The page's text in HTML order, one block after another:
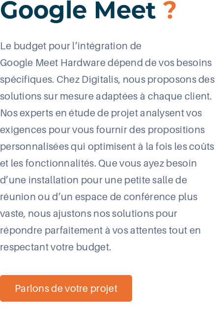
Google Meet ?
Le budget pour l’intégration de
Google Meet Hardware dépend de vos besoins
spécifiques. Chez Digitalis, nous proposons des
solutions sur mesure adaptées à chaque client.
Nos experts en étude de projet analysent vos
exigences pour vous fournir des propositions
personnalisées qui optimisent à la fois les coûts
et les fonctionnalités. Que vous ayez besoin
d’une installation pour une petite salle de
réunion ou d’un espace de conférence plus
vaste, nous ajustons nos solutions pour
répondre parfaitement à vos attentes tout en
respectant votre budget.
Parlons de votre projet